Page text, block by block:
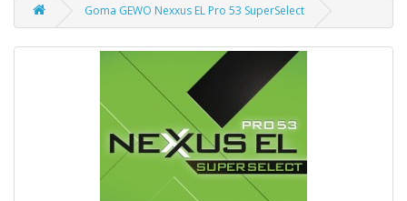
Goma GEWO Nexxus EL Pro 53 SuperSelect